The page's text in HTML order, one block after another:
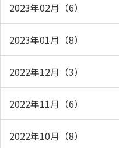
2023年02月（6）
2023年01月（8）
2022年12月（3）
2022年11月（6）
2022年10月（8）